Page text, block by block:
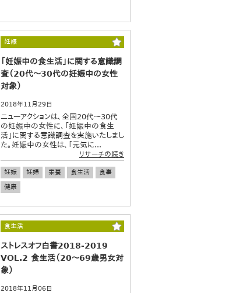
妊娠
「妊娠中の食生活」に関する意識調
査（20代～30代の妊娠中の女性
対象）
2018年11月29日
ニューアクションは、全国20代～30代
の妊娠中の女性に、「妊娠中の食生
活」に関する意識調査を実施いたしまし
た。妊娠中の女性は、「元気に...
リサーチの続き
妊娠 妊婦 栄養 食生活
食事
健康
食生活
ストレスオフ白書2018-2019
VOL.2 食生活（20～69歳男女対
象）
2018年11月06日